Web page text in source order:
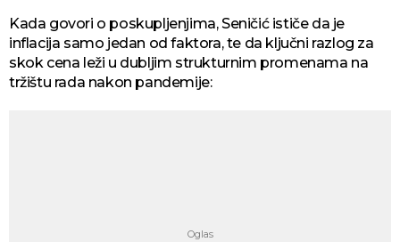
Kada govori o poskupljenjima, Seničić ističe da je
inflacija samo jedan od faktora, te da ključni razlog za
skok cena leži u dubljim strukturnim promenama na
tržištu rada nakon pandemije: